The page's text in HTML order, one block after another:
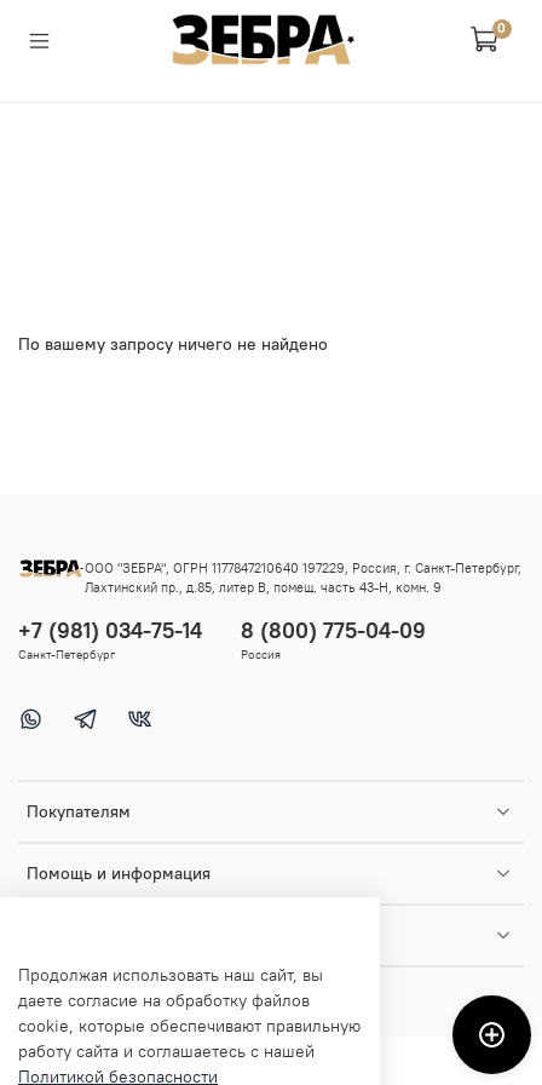
0
По вашему запросу ничего не найдено
Покупателям
Помощь и информация
+7 (981) 034-75-14
Санкт-Петербург
8 (800) 775-04-09
Россия
ООО "ЗЕБРА", ОГРН 1177847210640 197229, Россия, г. Санкт-Петербург,
Лахтинский пр., д.85, литер В, помещ. часть 43-Н, комн. 9
Продолжая использовать наш сайт, вы
даете согласие на обработку файлов
cookie, которые обеспечивают правильную
работу сайта и соглашаетесь с нашей
Политикой безопасности